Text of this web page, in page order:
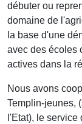
débuter ou
domaine de
la base d'une
avec des écoles
actives dans la
Nous avons
Templin-jeunes,
l'Etat), le